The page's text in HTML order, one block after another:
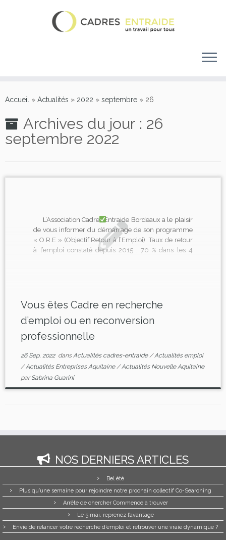
Accueil » Actualités » 2022 » septembre » 26
Archives du jour : 26
septembre 2022
L’Association Cadres Entraide Bordeaux a le plaisir
de vous informer du démarrage de son programme
« O.R.E » (Objectif Retour à l’Emploi) Taux de retour
à l’emploi constaté depuis 2015 : 70 % dans les 4
Vous êtes Cadre en recherche
d’emploi ou en reconversion
professionnelle
26 Sep, 2022dansActualités cadres-entraide/Actualités emploi
/Actualités Entreprises Aquitaine/Actualités Nouvelle Aquitaine
parSabrina Guarini
NOS DERNIERS ARTICLES
Bel été
Plus qu’une semaine pour rejoindre notre prochain collectif Co-Searching
Arrête de chercher Commence à trouver
Le 5 mai, reprenez l’avantage
Envie de relancer votre recherche d’emploi et retrouver une vraie dynamique ?